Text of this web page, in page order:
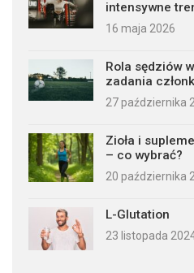
intensywne
16 maja 2026
Rola sędziów
zadania
27 października
Zioła i
– co wybrać?
20 października
L-Glutation
23 listopada